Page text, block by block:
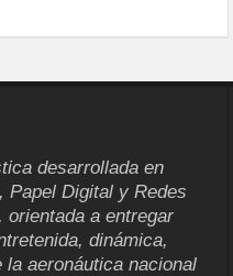
desarrollada en
Papel Digital y Redes
a entregar
dinámica,
aeronáutica nacional